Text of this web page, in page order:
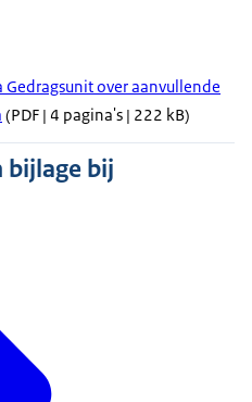
Gedragsunit over aanvullende
(PDF | 4 pagina's | 222 kB)
bijlage bij